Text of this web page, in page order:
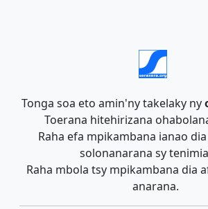
Tonga soa eto amin'ny takelaky ny
Toerana hitehirizana
Raha efa mpikambana ianao
solonanarana sy
Raha mbola tsy mpikambana dia
anarana.